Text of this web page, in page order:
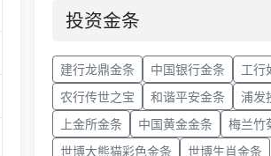
投资金条
建行龙鼎金条 中国银行金条
工行
农行传世之宝
和谐平安金条
浦发
上金所金条
中国黄金金条
梅兰竹
世博大熊猫彩色金条
世博生肖金条